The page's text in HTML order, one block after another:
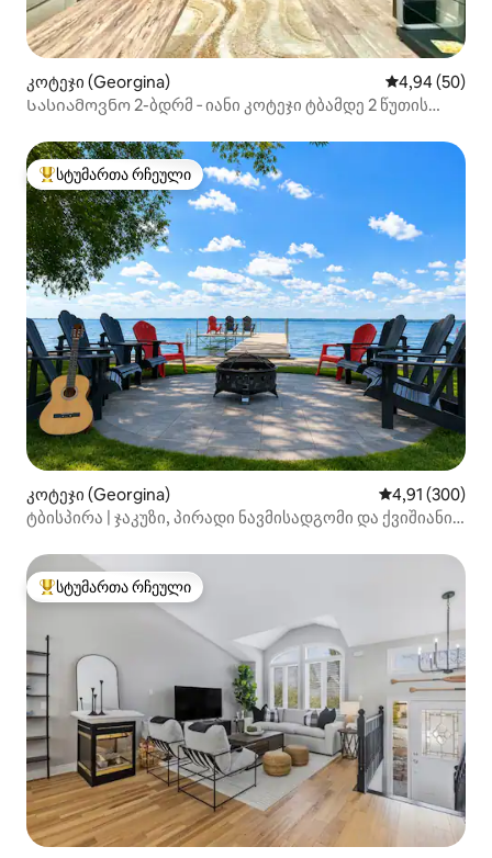
კოტეჯი (Georgina) საშუალო
4,94 (50)
Სასიამოვნო 2-ბდრმ ‑ იანი კოტეჯი ტბამდე 2 წუთის
სტუმართა რჩეული მოწინავე ვარიანტი
სტუმართა რჩეული
კოტეჯი (Georgina) საშუალო
4,91 (300)
ტბისპირა | ჯაკუზი, პირადი ნავმისადგომი და ქვიშიანი
სტუმართა რჩეული მოწინავე ვარიანტი
სტუმართა რჩეული